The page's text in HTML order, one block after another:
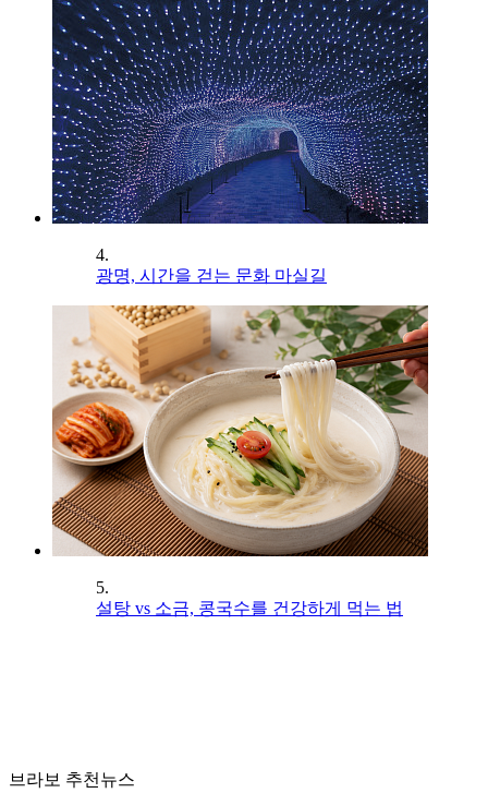
4.
광명, 시간을 걷는 문화 마실길
5.
설탕 vs 소금, 콩국수를 건강하게 먹는 법
브라보 추천뉴스